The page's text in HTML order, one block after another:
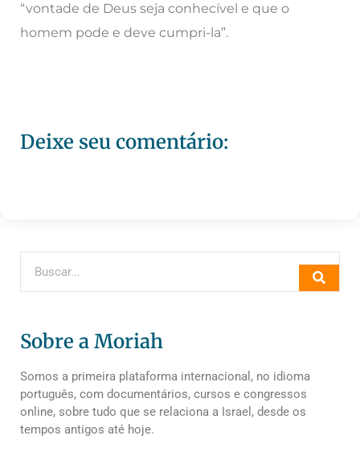
“vontade de Deus seja conhecível e que o
homem pode e deve cumpri-la”.
Deixe seu comentário:
Sobre a Moriah
Somos a primeira plataforma internacional, no idioma
português, com documentários, cursos e congressos
online, sobre tudo que se relaciona a Israel, desde os
tempos antigos até hoje.